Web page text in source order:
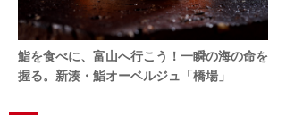
鮨を食べに、富山へ行こう！一瞬の海の命を
握る。新湊・鮨オーベルジュ「橋場」